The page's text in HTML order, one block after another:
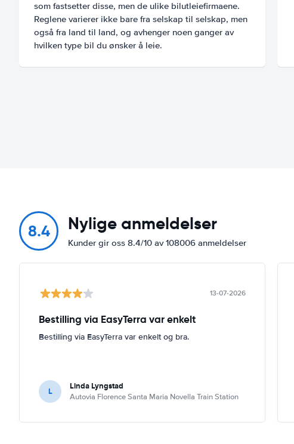
som fastsetter disse, men de ulike bilutleiefirmaene.
Reglene varierer ikke bare fra selskap til selskap, men
også fra land til land, og avhenger noen ganger av
hvilken type bil du ønsker å leie.
8.4 Nylige anmeldelser
Kunder gir oss 8.4/10 av 108006 anmeldelser
13-07-2026
Bestilling via EasyTerra var enkelt
Bestilling via EasyTerra var enkelt og bra.
L Linda Lyngstad
Autovia Florence Santa Maria Novella Train Station